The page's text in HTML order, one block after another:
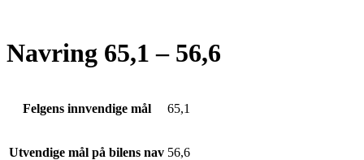
Navring 65,1 – 56,6
Felgens innvendige mål 65,1
Utvendige mål på bilens nav 56,6